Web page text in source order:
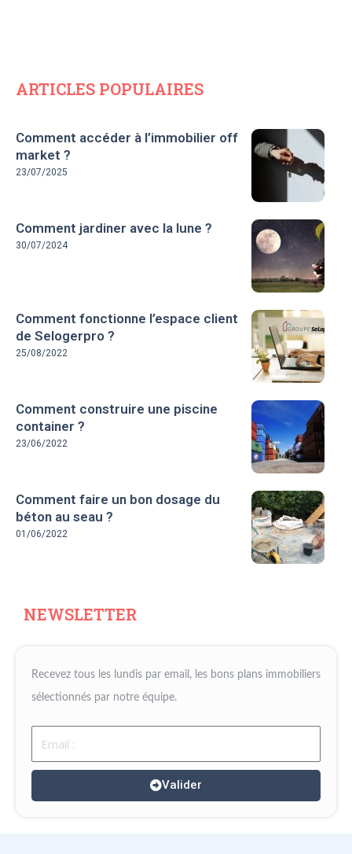
ARTICLES POPULAIRES
Comment accéder à l’immobilier off
market ?
23/07/2025
Comment jardiner avec la lune ?
30/07/2024
Comment fonctionne l’espace client
de Selogerpro ?
25/08/2022
Comment construire une piscine
container ?
23/06/2022
Comment faire un bon dosage du
béton au seau ?
01/06/2022
NEWSLETTER
Recevez tous les lundis par email, les bons plans immobiliers
sélectionnés par notre équipe.
Email
Valider